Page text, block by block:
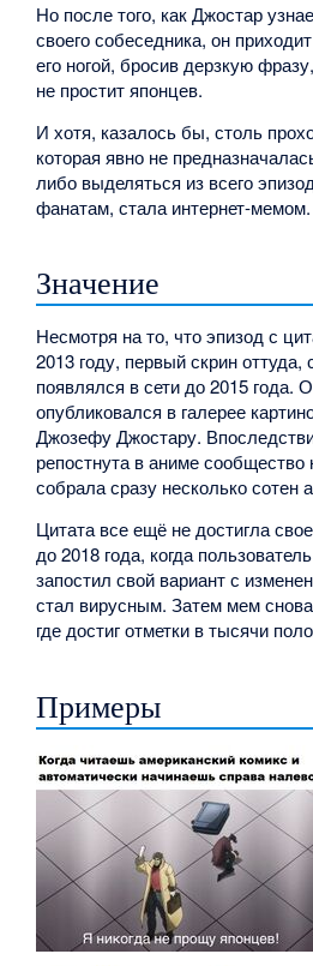
Но после того, как Джостар
своего собеседника, он
его ногой, бросив дерзкую
не простит японцев.
И хотя, казалось бы, столь
которая явно не
либо выделяться из всего
фанатам, стала интернет-мемом.
Значение
Несмотря на то, что эпизод с
2013 году, первый скрин
появлялся в сети до 2015 года.
опубликовался в галерее
Джозефу Джостару.
репостнута в аниме сообщество
собрала сразу несколько сотен
Цитата все ещё не достигла
до 2018 года, когда
запостил свой вариант с
стал вирусным. Затем мем
где достиг отметки в тысячи
Примеры